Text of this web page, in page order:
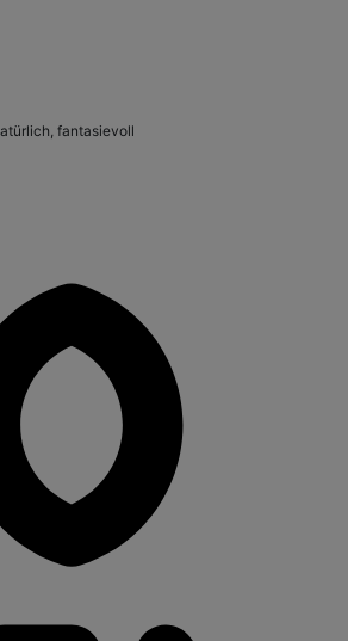
fantasievoll